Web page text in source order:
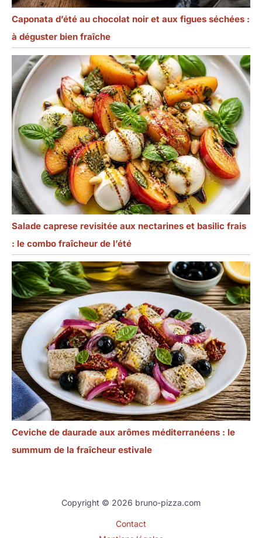
Caponata d’été au chocolat noir et aux figues séchées :
à déguster bien fraîche
Salade caprese revisitée aux nectarines et basilic frais
: le combo fraîcheur de l’été
Ceviche de daurade aux arômes méditerranéens : le
summum de la fraîcheur estivale
Copyright © 2026 bruno-pizza.com
Contact